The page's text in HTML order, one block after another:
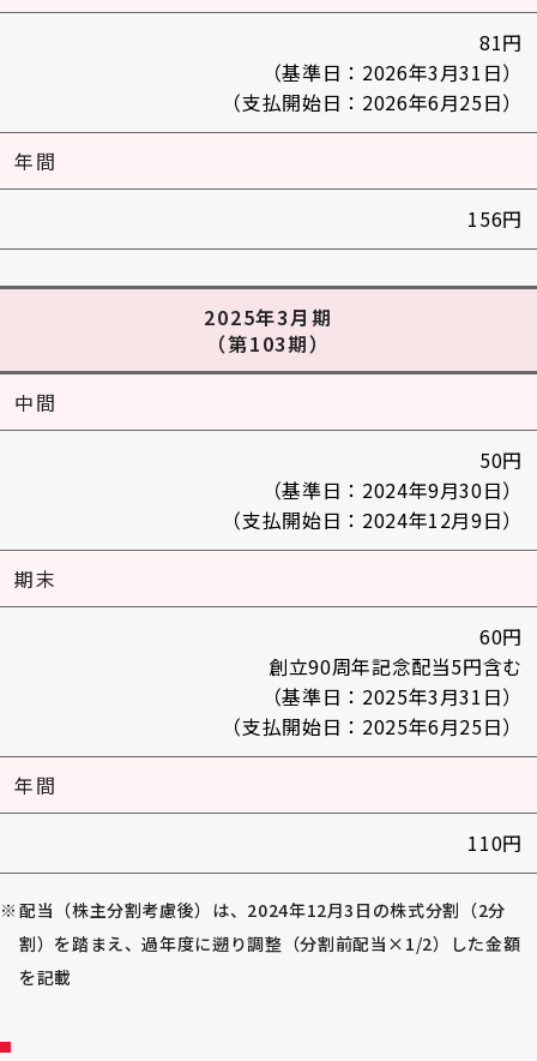
81円
（基準日：2026年3月31日）
（支払開始日：2026年6月25日）
年間
156円
2025年3月期
（第103期）
中間
50円
（基準日：2024年9月30日）
（支払開始日：2024年12月9日）
期末
60円
創立90周年記念配当5円含む
（基準日：2025年3月31日）
（支払開始日：2025年6月25日）
年間
110円
配当（株主分割考慮後）は、2024年12月3日の株式分割（2分
割）を踏まえ、過年度に遡り調整（分割前配当×1/2）した金額
を記載